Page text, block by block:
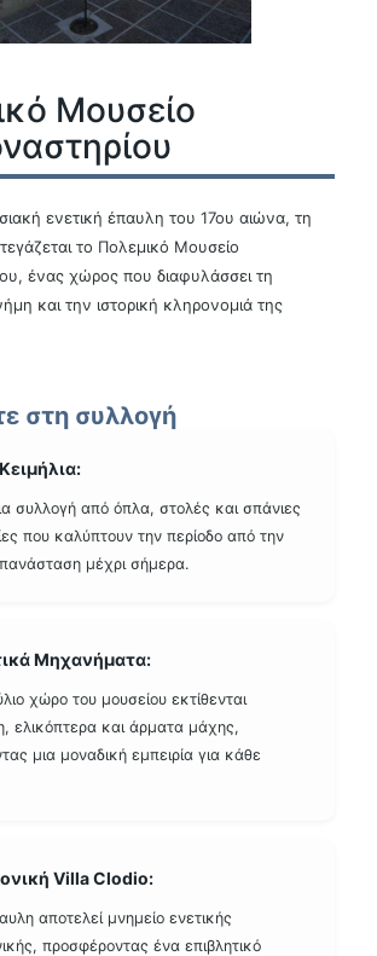
Μουσείο
ενετική έπαυλη του 17ου αιώνα, τη
το Πολεμικό Μουσείο
ένας χώρος που διαφυλάσσει τη
και την ιστορική κληρονομιά της
στη συλλογή
συλλογή από όπλα, στολές και σπάνιες
που καλύπτουν την περίοδο από την
μέχρι σήμερα.
Μηχανήματα:
χώρο του μουσείου εκτίθενται
ελικόπτερα και άρματα μάχης,
μια μοναδική εμπειρία για κάθε
Villa Clodio:
αποτελεί μνημείο ενετικής
προσφέροντας ένα επιβλητικό